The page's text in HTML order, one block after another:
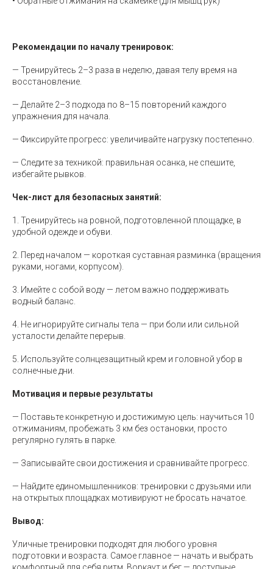
Рекомендации по началу тренировок:
— Тренируйтесь 2–3 раза в неделю, давая телу время на
восстановление.
— Делайте 2–3 подхода по 8–15 повторений каждого
упражнения для начала.
— Фиксируйте прогресс: увеличивайте нагрузку постепенно.
— Следите за техникой: правильная осанка, не спешите,
избегайте рывков.
Чек-лист для безопасных занятий:
1. Тренируйтесь на ровной, подготовленной площадке, в
удобной одежде и обуви.
2. Перед началом — короткая суставная разминка (вращения
руками, ногами, корпусом).
3. Имейте с собой воду — летом важно поддерживать
водный баланс.
4. Не игнорируйте сигналы тела — при боли или сильной
усталости делайте перерыв.
5. Используйте солнцезащитный крем и головной убор в
солнечные дни.
Мотивация и первые результаты
— Поставьте конкретную и достижимую цель: научиться 10
отжиманиям, пробежать 3 км без остановки, просто
регулярно гулять в парке.
— Записывайте свои достижения и сравнивайте прогресс.
— Найдите единомышленников: тренировки с друзьями или
на открытых площадках мотивируют не бросать начатое.
Вывод:
Уличные тренировки подходят для любого уровня
подготовки и возраста. Самое главное — начать и выбрать